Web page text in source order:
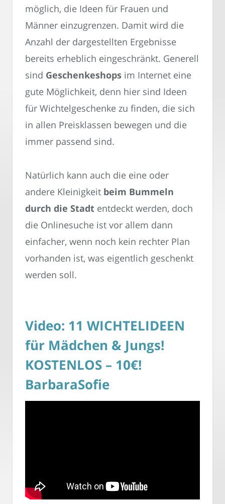
möglich, die Ideen für Frauen und
Männer einzugrenzen. Damit wird die
Anzahl der dargestellten Ergebnisse
bereits erheblich eingeschränkt. Generell
sind Geschenkeshops im Internet eine
gute Möglichkeit, denn hier sind Ideen
für Wichtelgeschenke zu finden, die sich
in allen Preisklassen bewegen und die
immer passend sind.
Natürlich kann auch die eine oder
andere Kleinigkeit beim Bummeln
durch die Stadt entdeckt werden, doch
die Onlinesuche ist vor allem dann
einfacher, wenn noch kein rechter Plan
vorhanden ist, was eigentlich geschenkt
werden soll.
Video: 11 WICHTELIDEEN
für Mädchen & Jungs!
KOSTENLOS – 10€!
BarbaraSofie